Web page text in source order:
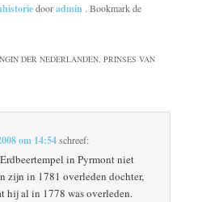
dooradmin . Bookmark de
DER NEDERLANDEN, PRINSES VAN
om 14:54schreef:
in Pyrmont niet
zijn in 1781 overleden dochter,
hij al in 1778 was overleden.